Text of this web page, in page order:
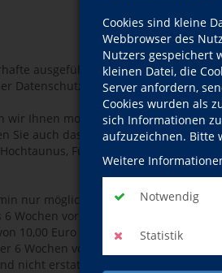
Cookies sind kleine
Webbrowser des
Nutzers gespeichert
kleinen Datei, die
Server anfordern,
Cookies wurden als
sich Informationen
aufzuzeichnen. Bitte
Weitere
Notwendig
Statistik
ausgefüllte Formulare werden
Datenschutzverordnung direkt
wir Ihnen montags und mittwochs von
Sie auch das vollständig ausgefüllte
Füllerstraße 1, 61140
nur möglich, solange Plätze frei sind!
Wochen vor dem Test-Termin
10,00 Euro berechnet.
6 Wochen vor dem Test-Termin und
nicht erstattungsfähig!